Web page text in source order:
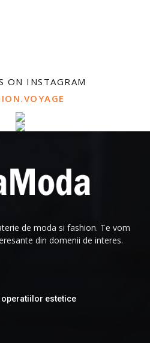
ON INSTAGRAM
de moda si fashion. Te vom
din domenii de interes.
operatiilor estetice